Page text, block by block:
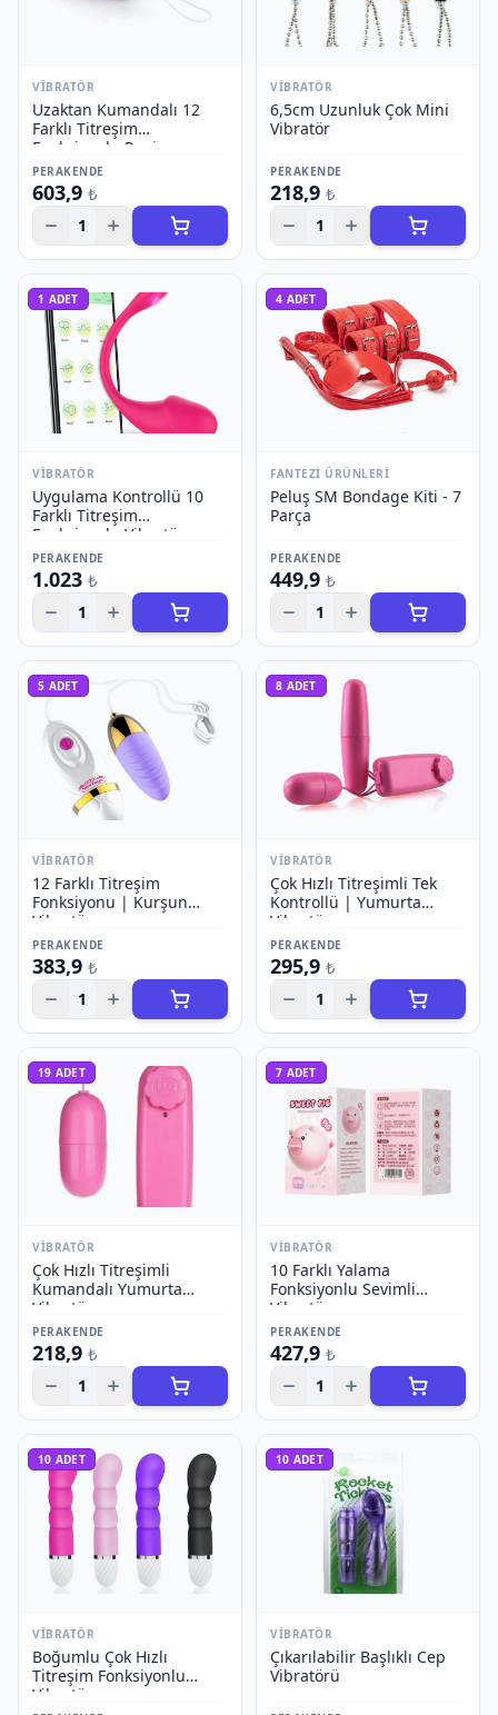
VIBRATÖR
Uzaktan Kumandalı 12
Farklı Titreşim
Fonksiyonlu Penis
Görünümlü Vibratör
PERAKENDE
603,9 ₺
1
VIBRATÖR
6,5cm Uzunluk Çok Mini
Vibratör
PERAKENDE
218,9 ₺
1
1 ADET
VIBRATÖR
Uygulama Kontrollü 10
Farklı Titreşim
Fonksiyonlu Vibratör -
Model 2
PERAKENDE
1.023 ₺
1
4 ADET
FANTEZI ÜRÜNLERI
Peluş SM Bondage Kiti - 7
Parça
PERAKENDE
449,9 ₺
1
5 ADET
VIBRATÖR
12 Farklı Titreşim
Fonksiyonu | Kurşun
Vibratör
PERAKENDE
383,9 ₺
1
8 ADET
VIBRATÖR
Çok Hızlı Titreşimli Tek
Kontrollü | Yumurta
Vibratör
PERAKENDE
295,9 ₺
1
19 ADET
VIBRATÖR
Çok Hızlı Titreşimli
Kumandalı Yumurta
Vibratör
PERAKENDE
218,9 ₺
1
7 ADET
VIBRATÖR
10 Farklı Yalama
Fonksiyonlu Sevimli
Vibratör
PERAKENDE
427,9 ₺
1
10 ADET
VIBRATÖR
Boğumlu Çok Hızlı
Titreşim Fonksiyonlu
Vibratör
10 ADET
VIBRATÖR
Çıkarılabilir Başlıklı Cep
Vibratörü